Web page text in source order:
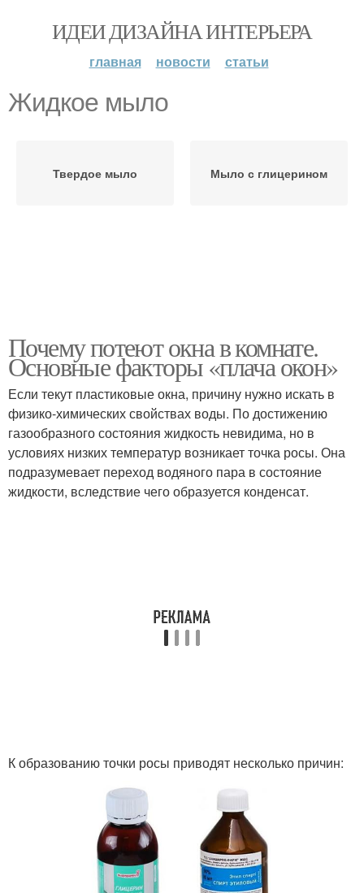
ИДЕИ ДИЗАЙНА ИНТЕРЬЕРА
главная новости статьи
Жидкое мыло
Твердое мыло Мыло с глицерином
Почему потеют окна в комнате.
Основные факторы «плача окон»
Если текут пластиковые окна, причину нужно искать в
физико-химических свойствах воды. По достижению
газообразного состояния жидкость невидима, но в
условиях низких температур возникает точка росы. Она
подразумевает переход водяного пара в состояние
жидкости, вследствие чего образуется конденсат.
К образованию точки росы приводят несколько причин: